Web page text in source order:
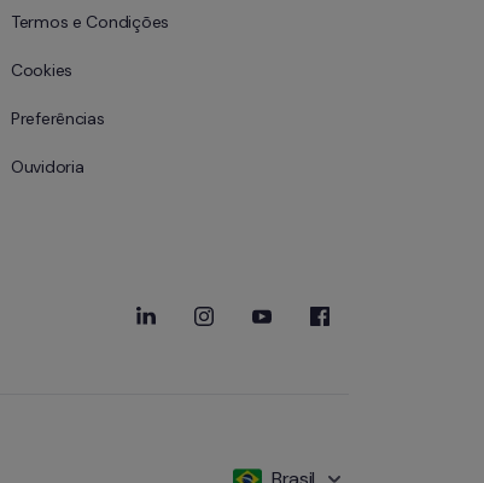
Termos e Condições
Cookies
Preferências
Ouvidoria